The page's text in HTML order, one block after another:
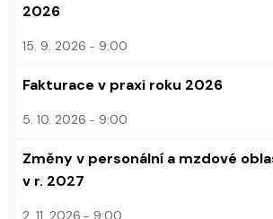
2026
15. 9. 2026 9:00
Fakturace v praxi roku 2026
5. 10. 2026 9:00
Změny v personální a mzdové
v r. 2027
2. 11. 2026 9:00